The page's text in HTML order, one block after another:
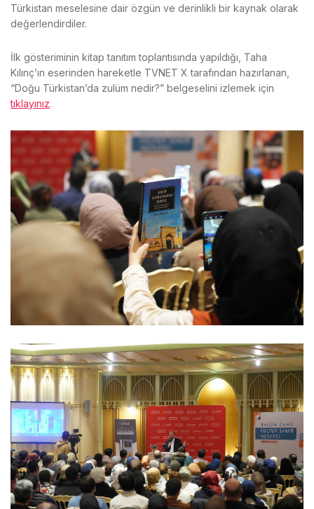
Türkistan meselesine dair özgün ve derinlikli bir kaynak olarak
değerlendirdiler.
İlk gösteriminin kitap tanıtım toplantısında yapıldığı, Taha
Kılınç’ın eserinden hareketle TVNET X tarafından hazırlanan,
“Doğu Türkistan’da zulüm nedir?” belgeselini izlemek için
tıklayınız.